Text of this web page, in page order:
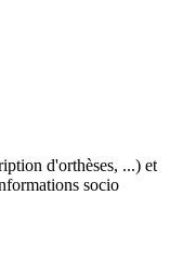
d'orthèses, ...) et
socio